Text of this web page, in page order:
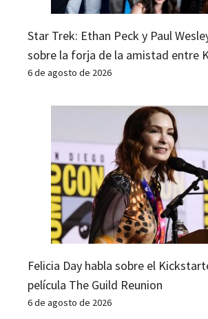
Star Trek: Ethan Peck y Paul
sobre la forja de la amistad entre
6 de agosto de 2026
Felicia Day habla sobre el
película The Guild Reunion
6 de agosto de 2026